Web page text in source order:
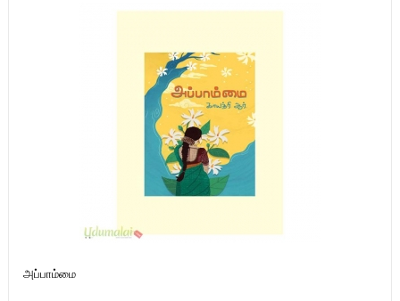
அப்பாம்மை